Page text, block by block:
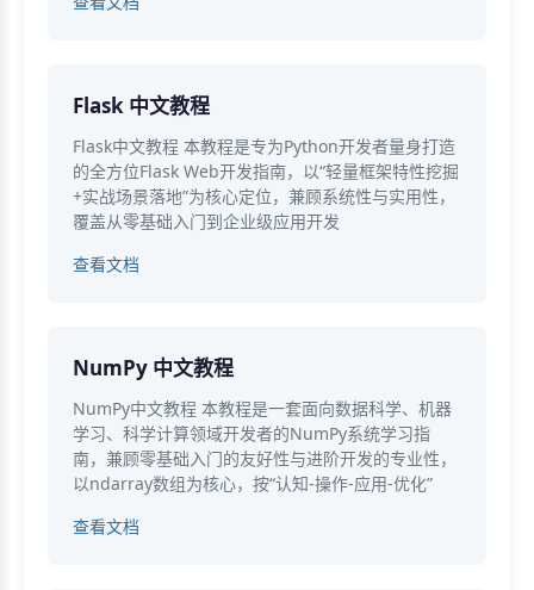
Flask 中文教程
Flask中文教程 本教程是专为Python开发者量身打造
的全方位Flask Web开发指南，以“轻量框架特性挖掘
+实战场景落地”为核心定位，兼顾系统性与实用性，
覆盖从零基础入门到企业级应用开发
查看文档
NumPy 中文教程
NumPy中文教程 本教程是一套面向数据科学、机器
学习、科学计算领域开发者的NumPy系统学习指
南，兼顾零基础入门的友好性与进阶开发的专业性，
以ndarray数组为核心，按“认知-操作-应用-优化”
查看文档